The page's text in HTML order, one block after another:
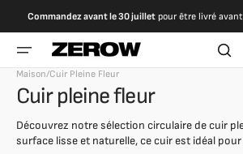
passer
au
contenu
Commandez avant le 30 juillet pour être livré
Maison/Cuir Pleine Fleur
Collection:
Cuir pleine fleur
Découvrez notre sélection circulaire de cuir
surface lisse et naturelle, ce cuir est idéal